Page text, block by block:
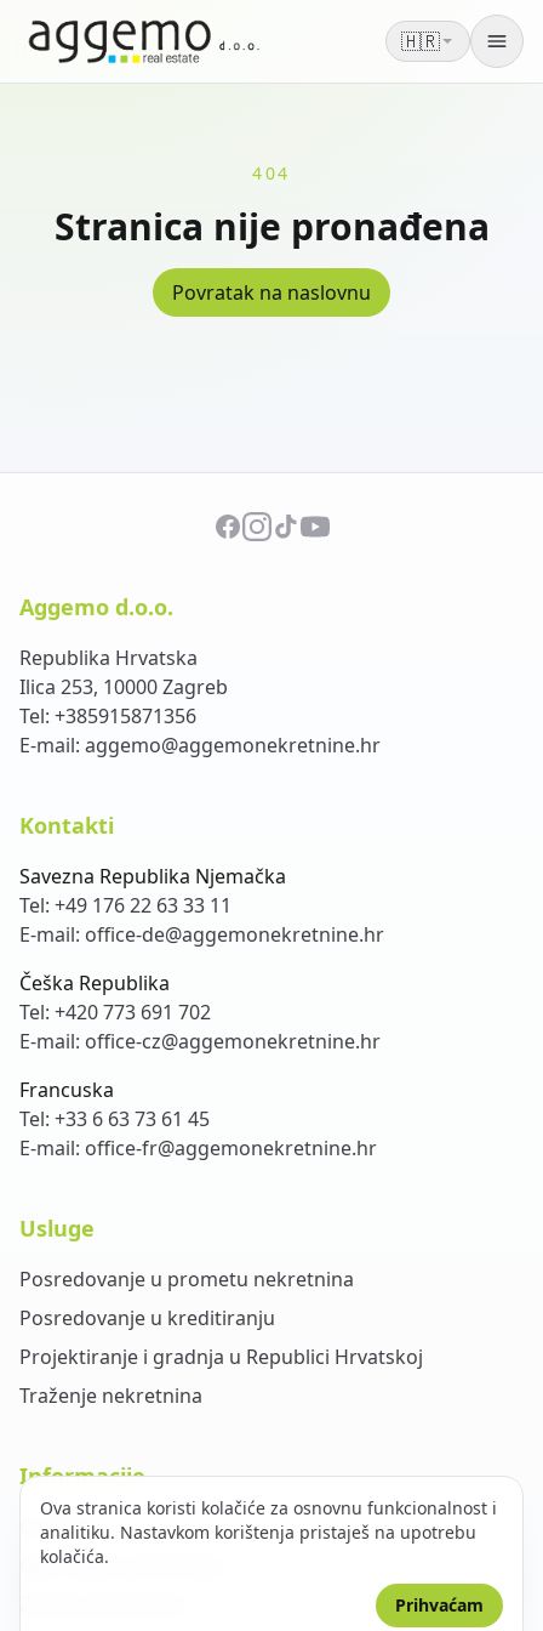
🇭🇷
404
Stranica nije pronađena
Povratak na naslovnu
Aggemo d.o.o.
Republika Hrvatska
Ilica 253, 10000 Zagreb
Tel: +385915871356
E-mail: aggemo@aggemonekretnine.hr
Kontakti
Savezna Republika Njemačka
Tel: +49 176 22 63 33 11
E-mail: office-de@aggemonekretnine.hr
Češka Republika
Tel: +420 773 691 702
E-mail: office-cz@aggemonekretnine.hr
Francuska
Tel: +33 6 63 73 61 45
E-mail: office-fr@aggemonekretnine.hr
Usluge
Posredovanje u prometu nekretnina
Posredovanje u kreditiranju
Projektiranje i gradnja u Republici Hrvatskoj
Traženje nekretnina
Informacije
O nama
Opći uvjeti poslovanja
Ova stranica koristi kolačiće za osnovnu funkcionalnost i
analitiku. Nastavkom korištenja pristaješ na upotrebu
kolačića.
Prihvaćam